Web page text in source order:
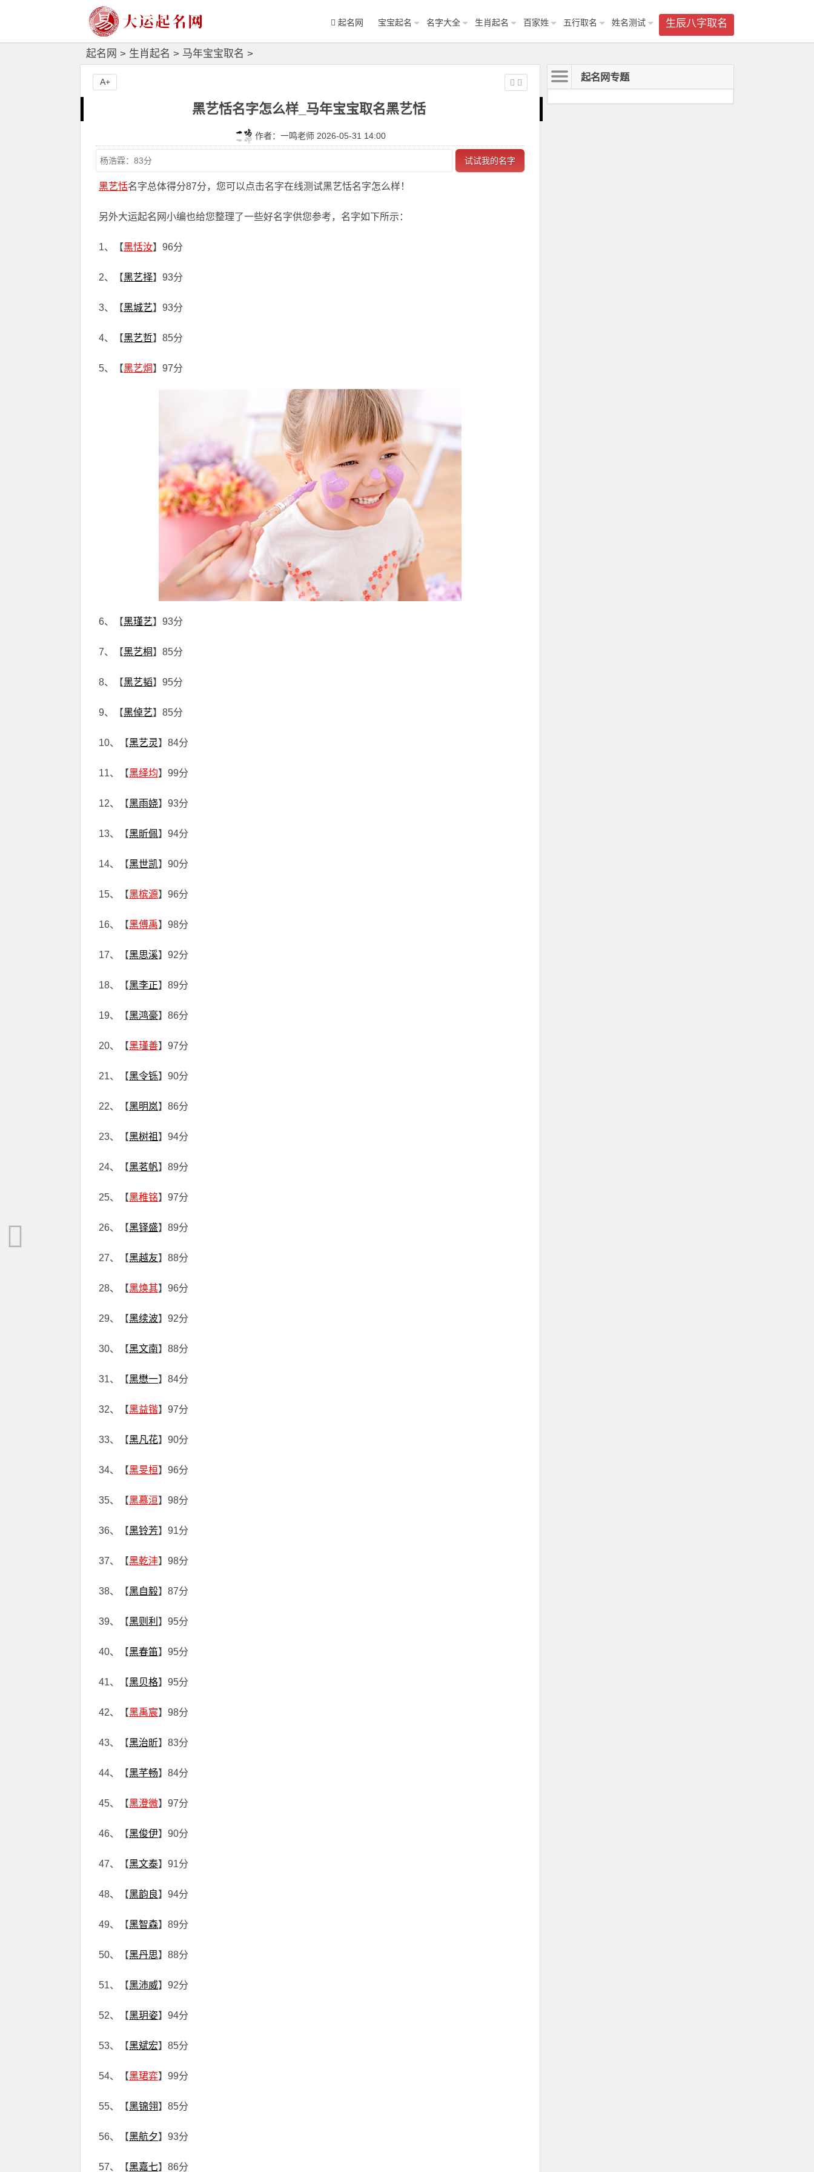
生辰八字取名
起名网 宝宝起名 名字大全 生肖起名 百家姓 五行取名 姓名测试
起名网 > 生肖起名 > 马年宝宝取名 >
黑艺恬名字怎么样_马年宝宝取名黑艺恬
作者：一鸣老师 2026-05-31 14:00
试试我的名字
黑艺恬名字总体得分87分，您可以点击名字在线测试黑艺恬名字怎么样！
另外大运起名网小编也给您整理了一些好名字供您参考，名字如下所示：
1、【黑恬汝】96分
2、【黑艺择】93分
3、【黑城艺】93分
4、【黑艺哲】85分
5、【黑艺烔 】97分
6、【黑瑾艺】93分
7、【黑艺桐 】85分
8、【黑艺韬】95分
9、【黑倬艺】85分
10、【黑艺灵】84分
11、【黑绎均】99分
12、【黑雨娆】93分
13、【黑昕佩】94分
14、【黑世凯】90分
15、【黑槟源】96分
16、【黑傅禹】98分
17、【黑思溪】92分
18、【黑李正】89分
19、【黑鸿豪】86分
20、【黑瑾善】97分
21、【黑令铄】90分
22、【黑明岚】86分
23、【黑树祖 】94分
24、【黑茗帆】89分
25、【黑稚铭】97分
26、【黑铎盛】89分
27、【黑越友】88分
28、【黑焕其】96分
29、【黑续波】92分
30、【黑文南】88分
31、【黑懋一】84分
32、【黑益锴】97分
33、【黑凡花】90分
34、【黑旻桓】96分
35、【黑慕洹】98分
36、【黑铃芳】91分
37、【黑乾沣】98分
38、【黑自毅】87分
39、【黑则利 】95分
40、【黑春笛】95分
41、【黑贝格】95分
42、【黑禹宸】98分
43、【黑治昕】83分
44、【黑芊畅】84分
45、【黑澄微】97分
46、【黑俊伊】90分
47、【黑文泰】91分
48、【黑韵良】94分
49、【黑智森】89分
50、【黑丹思】88分
51、【黑沛威】92分
52、【黑玥姿】94分
53、【黑斌宏】85分
54、【黑珺弈】99分
55、【黑锦翎】85分
56、【黑航夕】93分
57、【黑嘉七】86分
A+ 起名网专题